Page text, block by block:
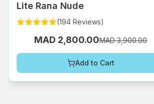
Lite Rana Nude
(194 Reviews)
MAD 2,800.00MAD 3,900.00
Add to Cart